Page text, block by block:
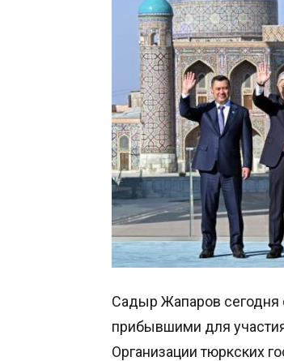
Садыр Жапаров сегодня
прибывшими для
Организации тюркских